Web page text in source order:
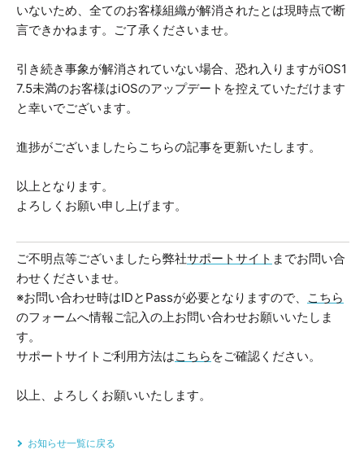
いないため、全てのお客様組織が解消されたとは現時点で断
言できかねます。ご了承くださいませ。
引き続き事象が解消されていない場合、恐れ入りますがiOS1
7.5未満のお客様はiOSのアップデートを控えていただけます
と幸いでございます。
進捗がございましたらこちらの記事を更新いたします。
以上となります。
よろしくお願い申し上げます。
ご不明点等ございましたら弊社サポートサイト までお問い合
わせくださいませ。
※お問い合わせ時はIDとPassが必要となりますので、
こちら
のフォームへ情報ご記入の上お問い合わせお願いいたしま
す。
サポートサイトご利用方法はこちら をご確認ください。
以上、よろしくお願いいたします。
お知らせ一覧に戻る